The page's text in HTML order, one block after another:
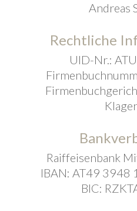
Andreas
Rechtliche
UID-Nr.:
Raiffeisenbank
IBAN: AT49
BIC: